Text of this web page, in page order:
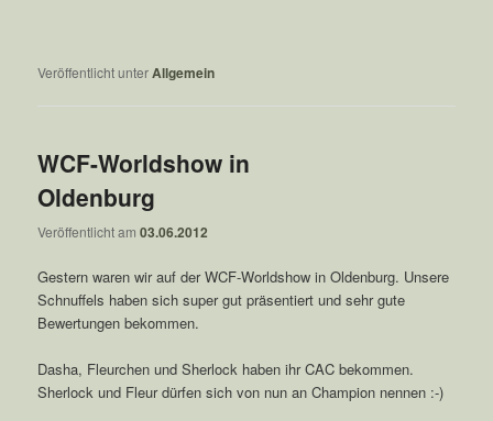
Veröffentlicht unterAllgemein
WCF-Worldshow in
Oldenburg
Veröffentlicht am03.06.2012
Gestern waren wir auf der WCF-Worldshow in Oldenburg. Unsere
Schnuffels haben sich super gut präsentiert und sehr gute
Bewertungen bekommen.
Dasha, Fleurchen und Sherlock haben ihr CAC bekommen.
Sherlock und Fleur dürfen sich von nun an Champion nennen :-)